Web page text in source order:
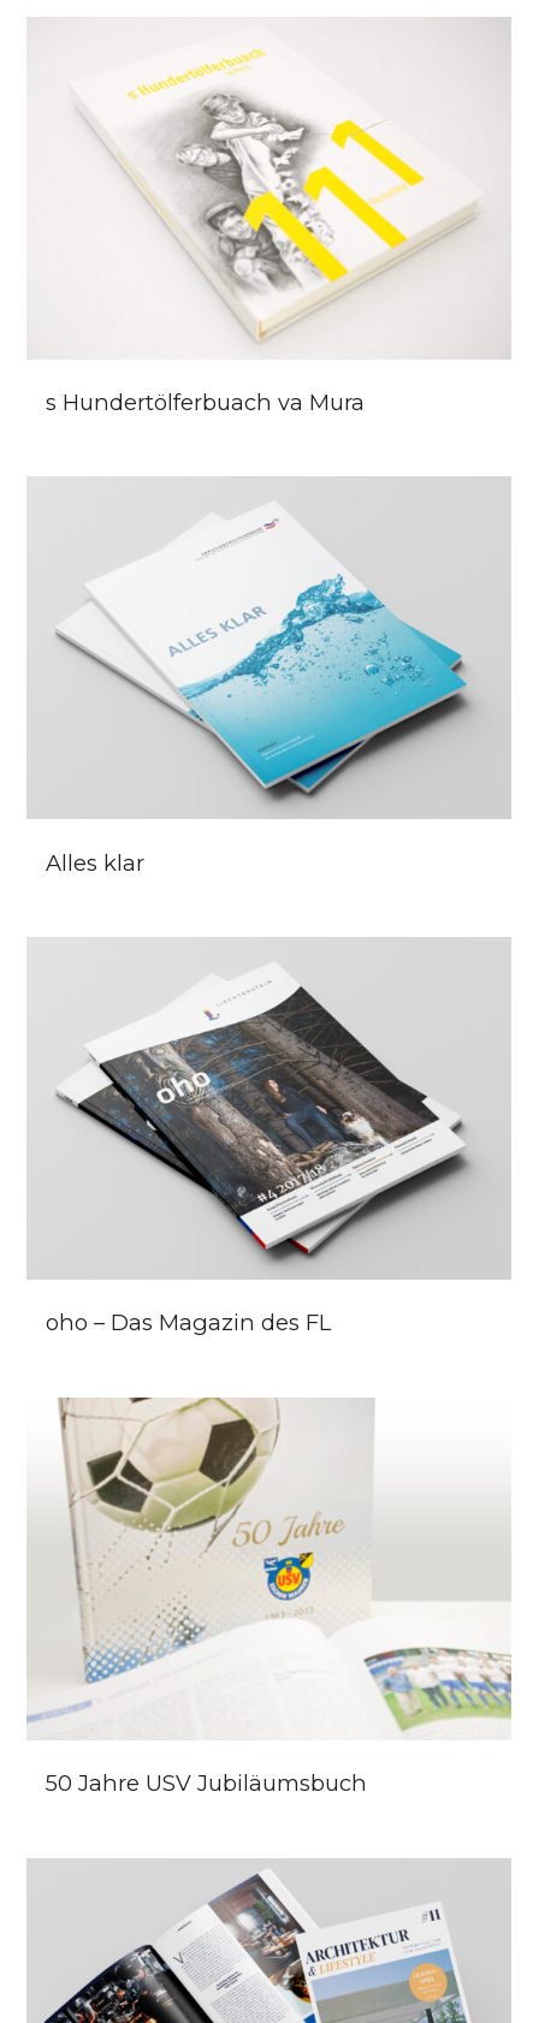
s Hundertölferbuach va Mura
Alles klar
oho – Das Magazin des FL
50 Jahre USV Jubiläumsbuch